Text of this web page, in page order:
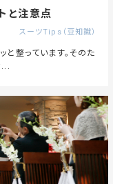
と注意点
スーツTips（豆知識）
と整っています。そのた